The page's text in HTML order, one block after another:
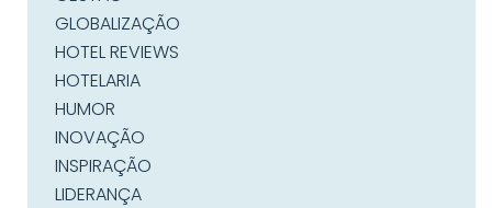
GLOBALIZAÇÃO
HOTEL REVIEWS
HOTELARIA
HUMOR
INOVAÇÃO
INSPIRAÇÃO
LIDERANÇA